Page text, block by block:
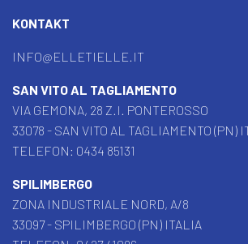
KONTAKT
INFO@ELLETIELLE.IT
SAN VITO AL TAGLIAMENTO
VIA GEMONA, 28 Z.I. PONTEROSSO
33078 - SAN VITO AL TAGLIAMENTO (PN)
TELEFON: 0434 85131
SPILIMBERGO
ZONA INDUSTRIALE NORD, A/8
33097 - SPILIMBERGO (PN) ITALIA